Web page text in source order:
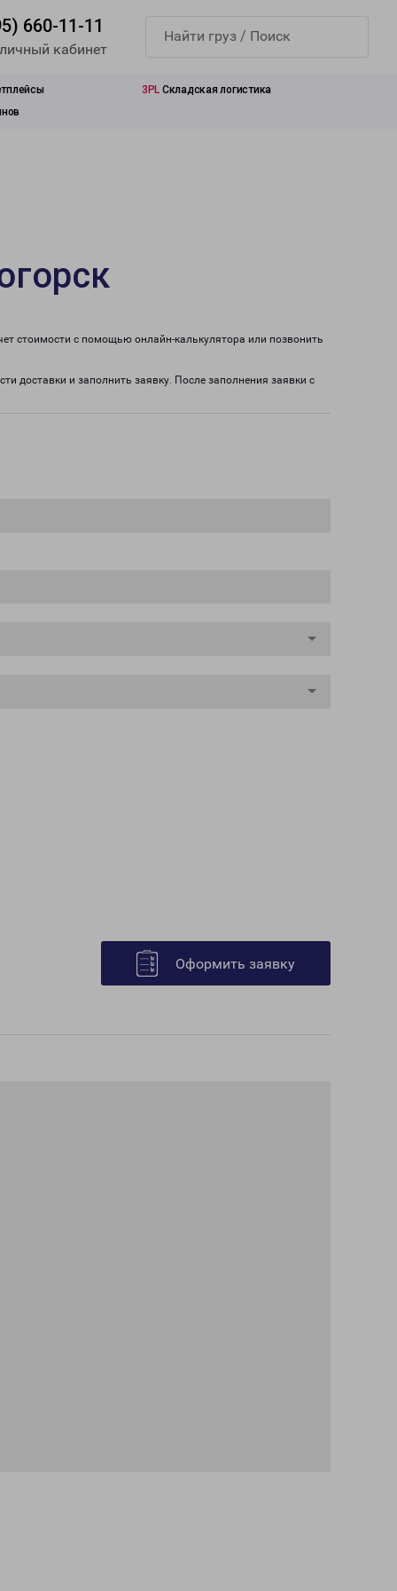
660-11-11
кабинет
3PL Складская логистика
стоимости с помощью онлайн-калькулятора или позвонить
доставки и заполнить заявку. После заполнения заявки с
Оформить заявку